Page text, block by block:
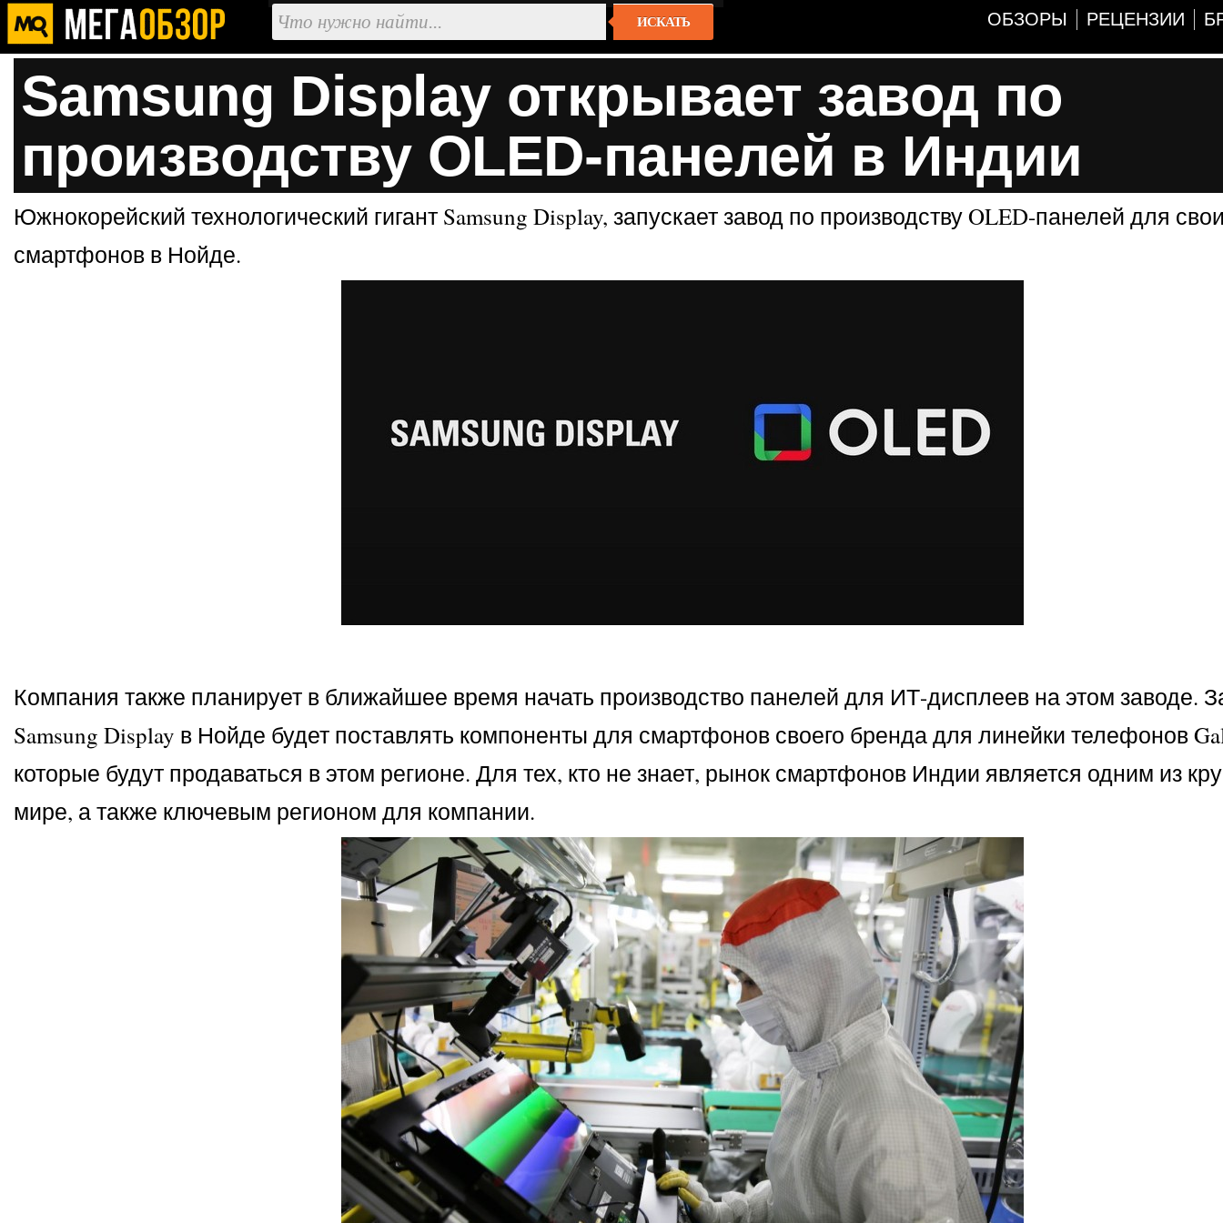
ИСКАТЬ ОБЗОРЫ РЕЦЕНЗИИ
Samsung Display открывает завод по
производству OLED-панелей в Индии
Южнокорейский технологический гигант Samsung Display, запускает завод по производству OLED-панелей для
смартфонов в Нойде.
Компания также планирует в ближайшее время начать производство панелей для ИТ-дисплеев на этом заводе.
Samsung Display в Нойде будет поставлять компоненты для смартфонов своего бренда для линейки телефонов
которые будут продаваться в этом регионе. Для тех, кто не знает, рынок смартфонов Индии является одним из
мире, а также ключевым регионом для компании.